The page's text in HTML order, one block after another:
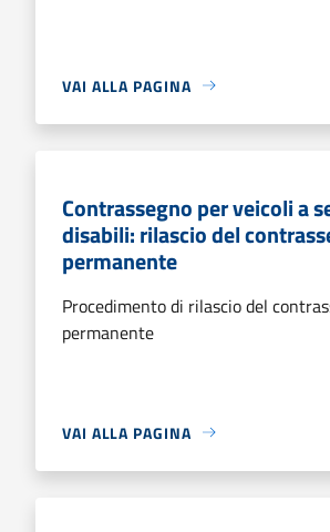
VAI ALLA PAGINA
Contrassegno per veicoli a
disabili: rilascio del
permanente
Procedimento di rilascio del
permanente
VAI ALLA PAGINA